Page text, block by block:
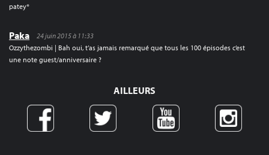
patey*
Paka
24 juin 2015 à 11:33
Ozzythezombi | Bah oui, t’as jamais remarqué que tous les 100 épisodes c’est
une note guest/anniversaire ?
AILLEURS